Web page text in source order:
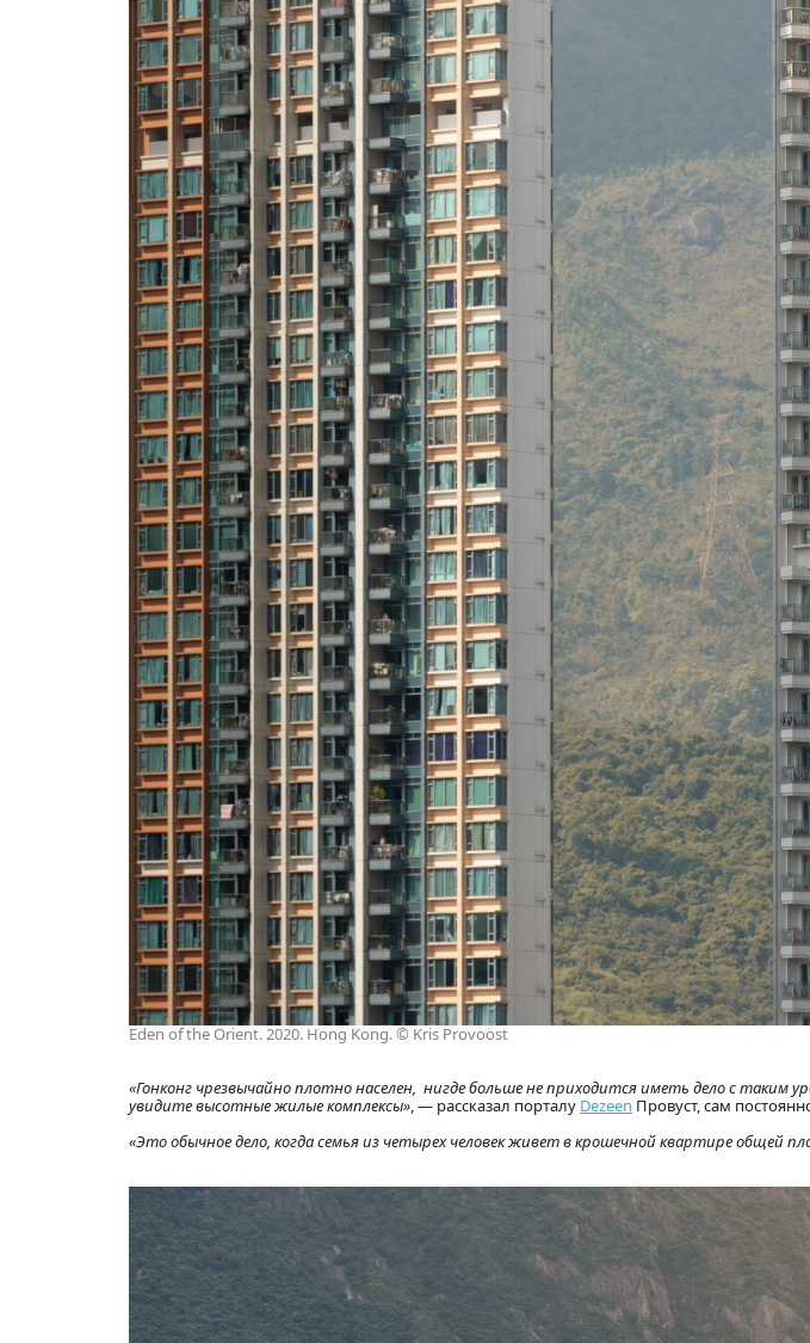
Eden of the Orient. 2020. Hong Kong. © Kris Provoost
«Гонконг чрезвычайно плотно населен, нигде больше не приходится иметь дело с таким
увидите высотные жилые комплексы», — рассказал порталу Dezeen Провуст, сам
«Это обычное дело, когда семья из четырех человек живет в крошечной квартире общей